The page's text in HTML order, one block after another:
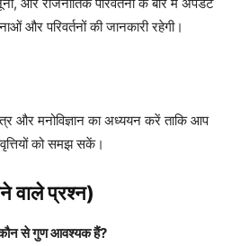
और परिवर्तनों की जानकारी रहेगी।
और मनोविज्ञान का अध्ययन करें ताकि आप
को समझ सकें।
वाले प्रश्न)
कौन से गुण आवश्यक हैं?